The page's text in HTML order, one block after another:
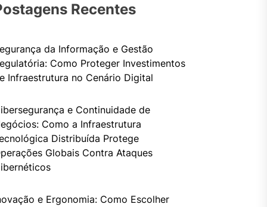
Recentes
da Informação e Gestão
Como Proteger Investimentos
Infraestrutura no Cenário Digital
e Continuidade de
Como a Infraestrutura
Distribuída Protege
Globais Contra Ataques
e Ergonomia: Como Escolher